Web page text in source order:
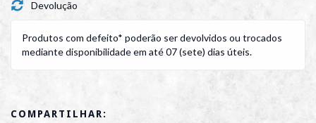
Devolução
Produtos com defeito* poderão ser devolvidos ou trocados
mediante disponibilidade em até 07 (sete) dias úteis.
COMPARTILHAR: